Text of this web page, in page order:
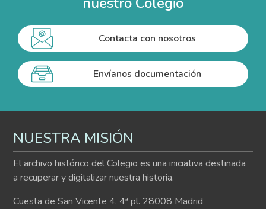
Contacta con nosotros
Envíanos documentación
NUESTRA MISIÓN
El archivo histórico del Colegio es una iniciativa destinada
a recuperar y digitalizar nuestra historia.
Cuesta de San Vicente 4, 4ª pl. 28008 Madrid